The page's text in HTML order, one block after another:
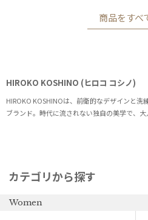
商品をすべ
HIROKO KOSHINO (ヒロコ コシノ)
HIROKO KOSHINOは、前衛的なデザインと
ブランド。時代に流されない独自の美学で、大
カテゴリから探す
Women